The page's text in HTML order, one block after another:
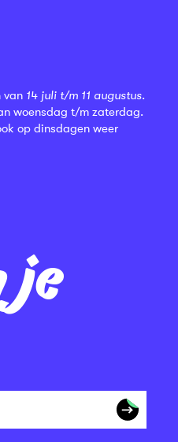
je
van 14 juli t/m 11 augustus.
woensdag t/m zaterdag.
op dinsdagen weer